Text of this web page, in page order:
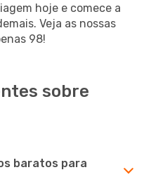
hoje e comece a
Veja as nossas
98!
sobre
baratos para